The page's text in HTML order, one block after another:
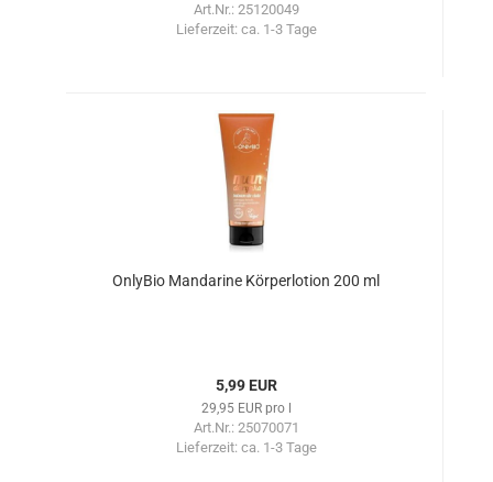
Art.Nr.: 25120049
Lieferzeit: ca. 1-3 Tage
OnlyBio Mandarine Körperlotion 200 ml
5,99 EUR
29,95 EUR pro l
Art.Nr.: 25070071
Lieferzeit: ca. 1-3 Tage